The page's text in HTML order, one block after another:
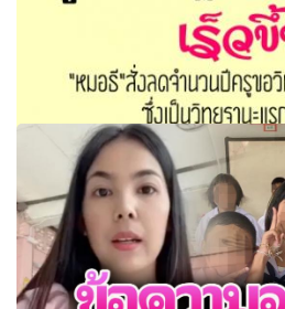
ก.ค.ศ. ปรับปรุงหลักเกณฑ์ ลดปีครู
เร็วขึ้น